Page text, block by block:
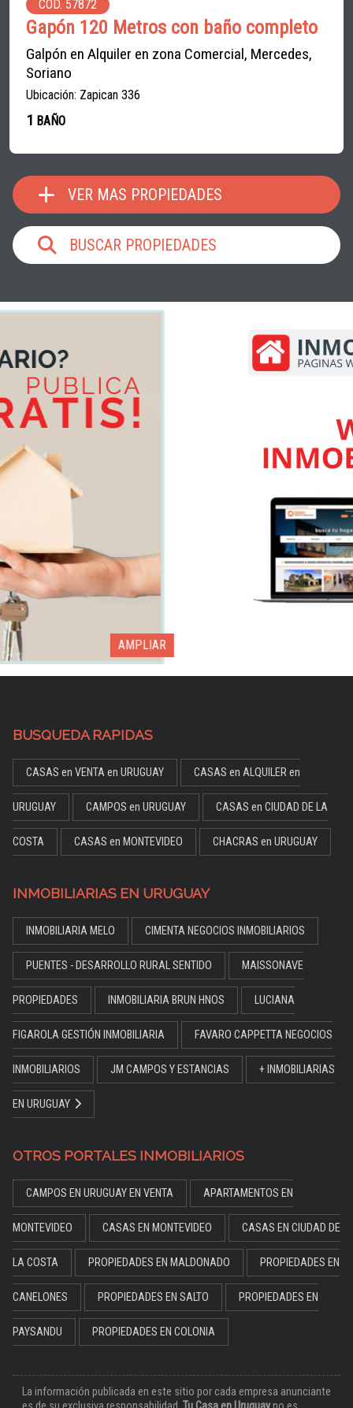
COD. 57872
Gapón 120 Metros con baño completo
Galpón en Alquiler en zona Comercial, Mercedes,
Soriano
Ubicación: Zapican 336
1 BAÑO
VER MAS PROPIEDADES
BUSCAR PROPIEDADES
BUSQUEDA RAPIDAS
CASAS en VENTA en URUGUAY CASAS en ALQUILER en
URUGUAY CAMPOS en URUGUAY CASAS en CIUDAD DE LA
COSTA CASAS en MONTEVIDEO CHACRAS en URUGUAY
INMOBILIARIAS EN URUGUAY
INMOBILIARIA MELO CIMENTA NEGOCIOS INMOBILIARIOS
PUENTES - DESARROLLO RURAL SENTIDO MAISSONAVE
PROPIEDADES INMOBILIARIA BRUN HNOS LUCIANA
FIGAROLA GESTIÓN INMOBILIARIA FAVARO CAPPETTA NEGOCIOS
INMOBILIARIOS JM CAMPOS Y ESTANCIAS + INMOBILIARIAS
EN URUGUAY
OTROS PORTALES INMOBILIARIOS
CAMPOS EN URUGUAY EN VENTA APARTAMENTOS EN
MONTEVIDEO CASAS EN MONTEVIDEO CASAS EN CIUDAD DE
LA COSTA PROPIEDADES EN MALDONADO PROPIEDADES EN
CANELONES PROPIEDADES EN SALTO PROPIEDADES EN
PAYSANDU PROPIEDADES EN COLONIA
La información publicada en este sitio por cada empresa anunciante